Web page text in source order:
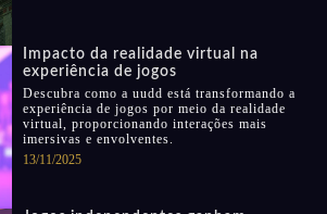
Impacto da realidade virtual na
experiência de jogos
Descubra como a uudd está transformando a
experiência de jogos por meio da realidade
virtual, proporcionando interações mais
imersivas e envolventes.
13/11/2025